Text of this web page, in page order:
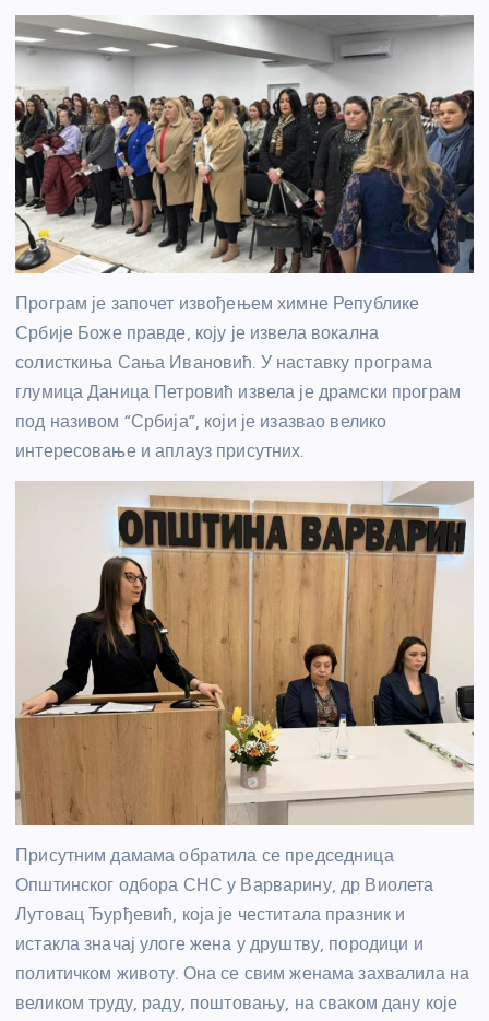
Програм је започет извођењем химне Републике
Србије Боже правде, коју је извела вокална
солисткиња Сања Ивановић. У наставку програма
глумица Даница Петровић извела је драмски програм
под називом “Србија”, који је изазвао велико
интересовање и аплауз присутних.
Присутним дамама обратила се председница
Општинског одбора СНС у Варварину, др Виолета
Лутовац Ђурђевић, која је честитала празник и
истакла значај улоге жена у друштву, породици и
политичком животу. Она се свим женама захвалила на
великом труду, раду, поштовању, на сваком дану које